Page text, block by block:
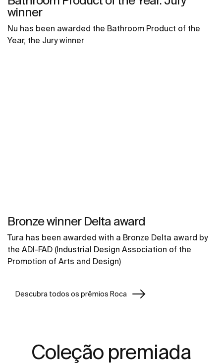
winner
Nu has been awarded the Bathroom Product of the
Year, the Jury winner
Bronze winner Delta award
Tura has been awarded with a Bronze Delta award by
the ADI-FAD (Industrial Design Association of the
Promotion of Arts and Design)
Descubra todos os prêmios Roca
Coleção premiada